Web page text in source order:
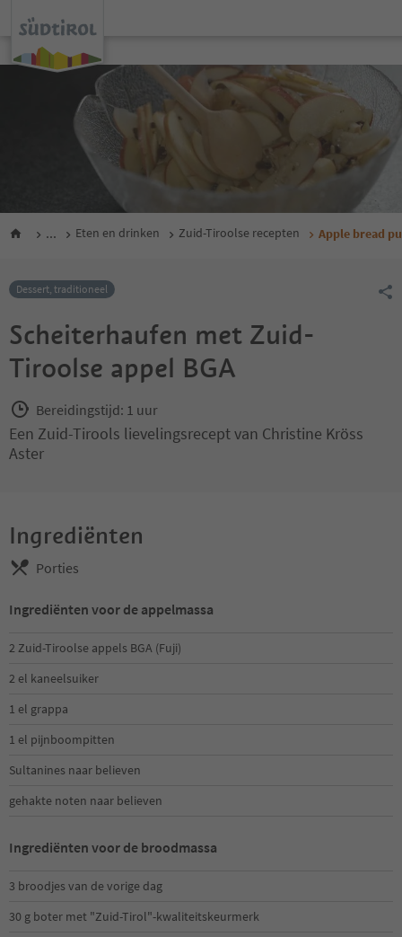
... Eten en drinken Zuid-Tiroolse recepten Apple bread
Dessert, traditioneel
Scheiterhaufen met Zuid-
Tiroolse appel BGA
Bereidingstijd: 1 uur
Een Zuid-Tirools lievelingsrecept van Christine Kröss
Aster
Ingrediënten
Porties
Ingrediënten voor de appelmassa
2 Zuid-Tiroolse appels BGA (Fuji)
2 el kaneelsuiker
1 el grappa
1 el pijnboompitten
Sultanines naar believen
gehakte noten naar believen
Ingrediënten voor de broodmassa
3 broodjes van de vorige dag
30 g boter met "Zuid-Tirol"-kwaliteitskeurmerk